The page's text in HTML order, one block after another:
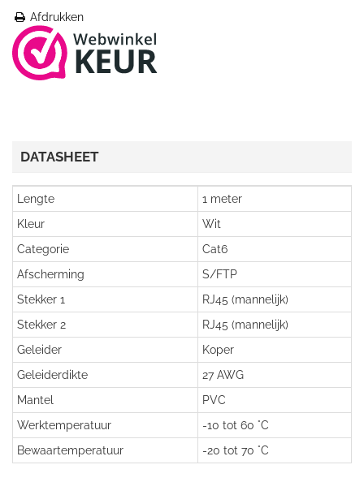
Afdrukken
DATASHEET
Lengte
1 meter
Kleur
Wit
Categorie
Cat6
Afscherming
S/FTP
Stekker 1
RJ45 (mannelijk)
Stekker 2
RJ45 (mannelijk)
Geleider
Koper
Geleiderdikte
27 AWG
Mantel
PVC
Werktemperatuur
-10 tot 60 °C
Bewaartemperatuur
-20 tot 70 °C